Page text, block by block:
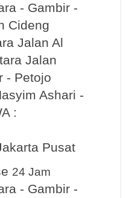
- Gambir -
Cideng
Jalan Al
Jalan
- Petojo
Ashari -
:
Pusat
24 Jam
- Gambir -